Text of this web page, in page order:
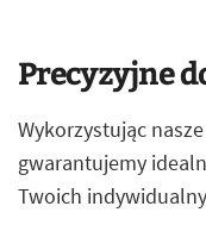
Precyzyjne
Wykorzystując
gwarantujemy
Twoich